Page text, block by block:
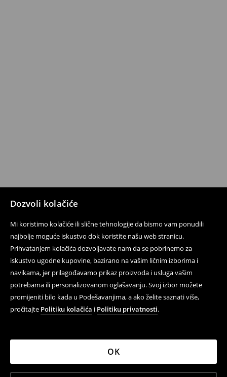
Dozvoli kolačiće
Mi koristimo kolačiće ili slične tehnologije da bismo vam ponudili
najbolje moguće iskustvo dok koristite našu web stranicu.
Prihvatanjem kolačića dozvoljavate nam da se pobrinemo za
iskustvo ugodne kupovine, bazirano na vašim ličnim izborima i
navikama, jer prilagođavamo prikaz proizvoda i usluga vašim
potrebama ili personalizovanom oglašavanju. Svoj izbor možete
promijeniti bilo kada u Podešavanjima, a ako želite saznati više,
pročitajte Politiku kolačića i Politiku privatnosti.
OK